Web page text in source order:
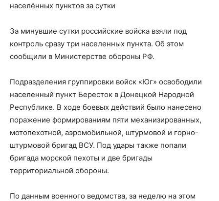
населённых пунктов за сутки
За минувшие сутки российские войска взяли под
контроль сразу три населенных пункта. Об этом
сообщили в Министерстве обороны РФ.
Подразделения группировки войск «Юг» освободили
населенный пункт Бересток в Донецкой Народной
Республике. В ходе боевых действий было нанесено
поражение формированиям пяти механизированных,
мотопехотной, аэромобильной, штурмовой и горно-
штурмовой бригад ВСУ. Под удары также попали
бригада морской пехоты и две бригады
территориальной обороны.
По данным военного ведомства, за неделю на этом